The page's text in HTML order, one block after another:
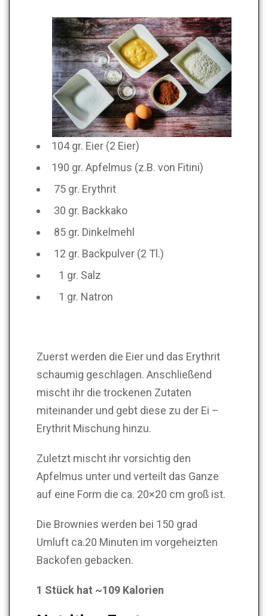
104 gr. Eier (2 Eier)
190 gr. Apfelmus (z.B. von Fitini)
75 gr. Erythrit
30 gr. Backkako
85 gr. Dinkelmehl
12 gr. Backpulver (2 Tl.)
1 gr. Salz
1 gr. Natron
Zuerst werden die Eier und das Erythrit
schaumig geschlagen. Anschließend
mischt ihr die trockenen Zutaten
miteinander und gebt diese zu der Ei –
Erythrit Mischung hinzu.
Zuletzt mischt ihr vorsichtig den
Apfelmus unter und verteilt das Ganze
auf eine Form die ca. 20×20 cm groß ist.
Die Brownies werden bei 150 grad
Umluft ca.20 Minuten im vorgeheizten
Backofen gebacken.
1 Stück hat ~109 Kalorien